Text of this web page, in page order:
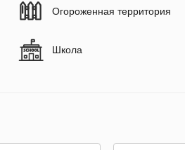
Огороженная территория
Школа